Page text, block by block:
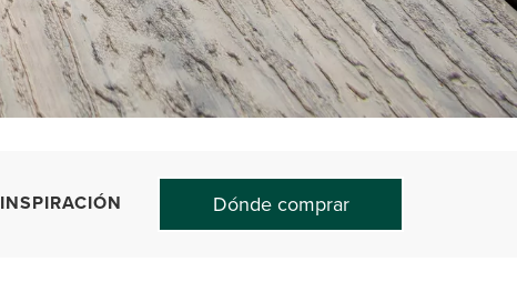
INSPIRACIÓN Dónde comprar